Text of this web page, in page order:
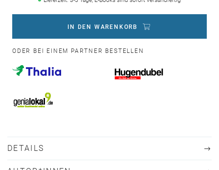
IN DEN WARENKORB
ODER BEI EINEM PARTNER BESTELLEN
DETAILS